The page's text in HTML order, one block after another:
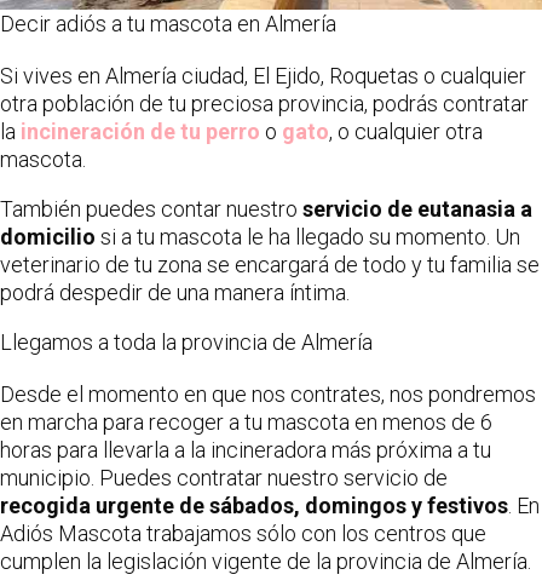
Decir adiós a tu mascota en Almería
Si vives en Almería ciudad, El Ejido, Roquetas o cualquier
otra población de tu preciosa provincia, podrás contratar
la incineración de tu perro o gato, o cualquier otra
mascota.
También puedes contar nuestro servicio de eutanasia a
domicilio si a tu mascota le ha llegado su momento. Un
veterinario de tu zona se encargará de todo y tu familia se
podrá despedir de una manera íntima.
Llegamos a toda la provincia de Almería
Desde el momento en que nos contrates, nos pondremos
en marcha para recoger a tu mascota en menos de 6
horas para llevarla a la incineradora más próxima a tu
municipio. Puedes contratar nuestro servicio de
recogida urgente de sábados, domingos y festivos . En
Adiós Mascota trabajamos sólo con los centros que
cumplen la legislación vigente de la provincia de Almería.